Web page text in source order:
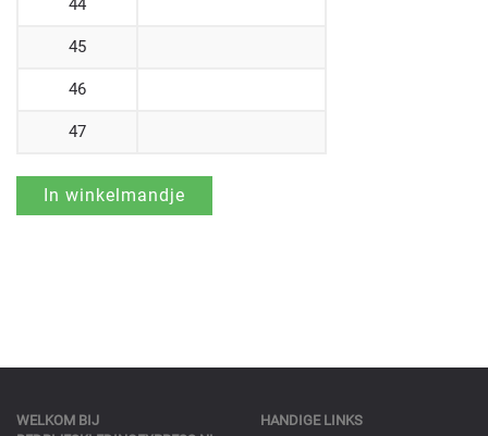
45
46
47
WELKOM BIJ
HANDIGE LINKS